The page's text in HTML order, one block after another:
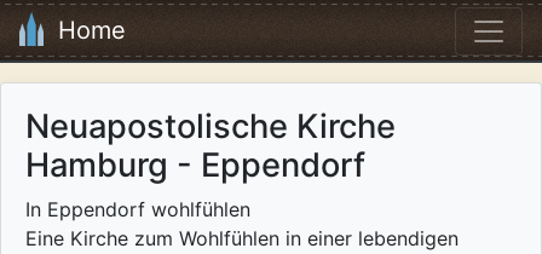
Home
Neuapostolische Kirche
Hamburg - Eppendorf
In Eppendorf wohlfühlen
Eine Kirche zum Wohlfühlen in einer lebendigen